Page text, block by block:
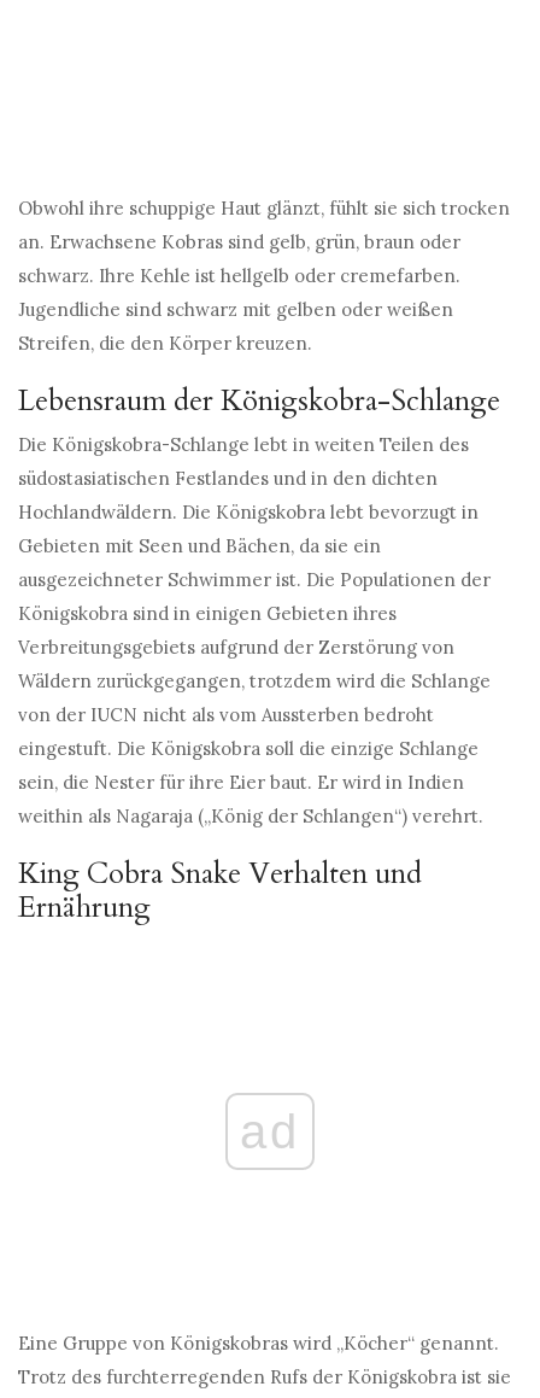
Obwohl ihre schuppige Haut glänzt, fühlt sie sich trocken
an. Erwachsene Kobras sind gelb, grün, braun oder
schwarz. Ihre Kehle ist hellgelb oder cremefarben.
Jugendliche sind schwarz mit gelben oder weißen
Streifen, die den Körper kreuzen.
Lebensraum der Königskobra-Schlange
Die Königskobra-Schlange lebt in weiten Teilen des
südostasiatischen Festlandes und in den dichten
Hochlandwäldern. Die Königskobra lebt bevorzugt in
Gebieten mit Seen und Bächen, da sie ein
ausgezeichneter Schwimmer ist. Die Populationen der
Königskobra sind in einigen Gebieten ihres
Verbreitungsgebiets aufgrund der Zerstörung von
Wäldern zurückgegangen, trotzdem wird die Schlange
von der IUCN nicht als vom Aussterben bedroht
eingestuft. Die Königskobra soll die einzige Schlange
sein, die Nester für ihre Eier baut. Er wird in Indien
weithin als Nagaraja („König der Schlangen“) verehrt.
King Cobra Snake Verhalten und
Ernährung
ad
Eine Gruppe von Königskobras wird „Köcher“ genannt.
Trotz des furchterregenden Rufs der Königskobra ist sie